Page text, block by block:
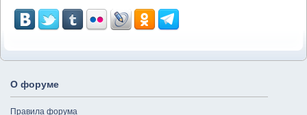
О форуме
Правила форума